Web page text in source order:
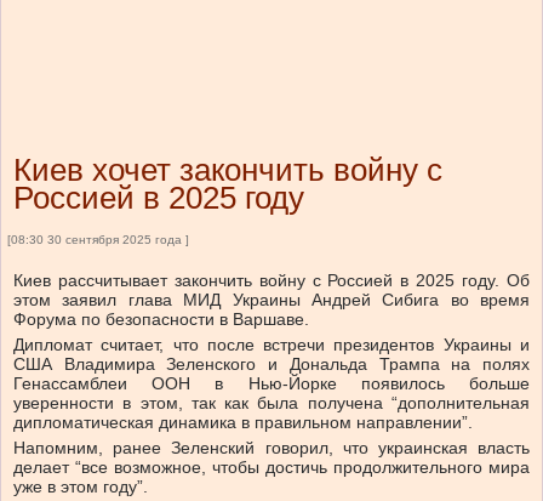
Киев хочет закончить войну с
Россией в 2025 году
[08:30 30 сентября 2025 года ]
Киев рассчитывает закончить войну с Россией в 2025 году. Об
этом заявил глава МИД Украины Андрей Сибига во время
Форума по безопасности в Варшаве.
Дипломат считает, что после встречи президентов Украины и
США Владимира Зеленского и Дональда Трампа на полях
Генассамблеи ООН в Нью-Йорке появилось больше
уверенности в этом, так как была получена “дополнительная
дипломатическая динамика в правильном направлении”.
Напомним, ранее Зеленский говорил, что украинская власть
делает “все возможное, чтобы достичь продолжительного мира
уже в этом году”.